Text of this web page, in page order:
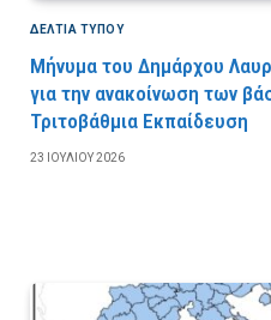
ΔΕΛΤΙΑ ΤΥΠΟΥ
Μήνυμα του Δημάρχου
για την ανακοίνωση των
Τριτοβάθμια Εκπαίδευση
23 ΙΟΥΛΊΟΥ 2026